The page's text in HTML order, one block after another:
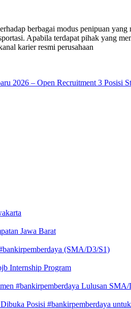
berbagai modus penipuan
Apabila terdapat pihak yang
karier resmi perusahaan
2026 – Open Recruitment 3 Posisi
Jawa Barat
(SMA/D3/S1)
Internship Program
#bankirpemberdaya Lulusan SMA/
Posisi #bankirpemberdaya